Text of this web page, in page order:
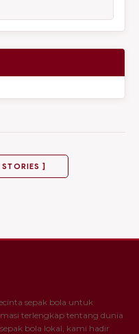
]
sepak bola untuk
terlengkap tentang dunia
bola lokal, kami hadir